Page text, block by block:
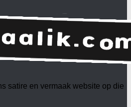
satire en vermaak website op die